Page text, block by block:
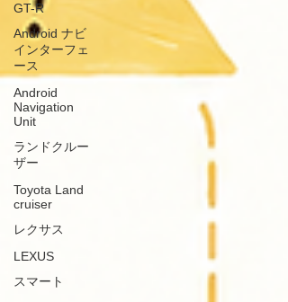
GT-R
Android ナビ
インターフェ
ース
Android
Navigation
Unit
ランドクルー
ザー
Toyota Land
cruiser
レクサス
LEXUS
スマート